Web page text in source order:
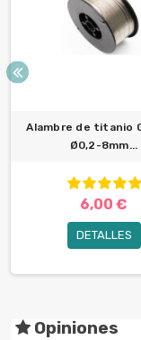
Alambre de titanio
Ø0,2-8mm...
6,00 €
DETALLES
Opiniones